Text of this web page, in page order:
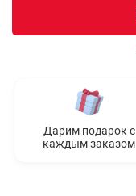
Дарим подарок с
каждым заказом